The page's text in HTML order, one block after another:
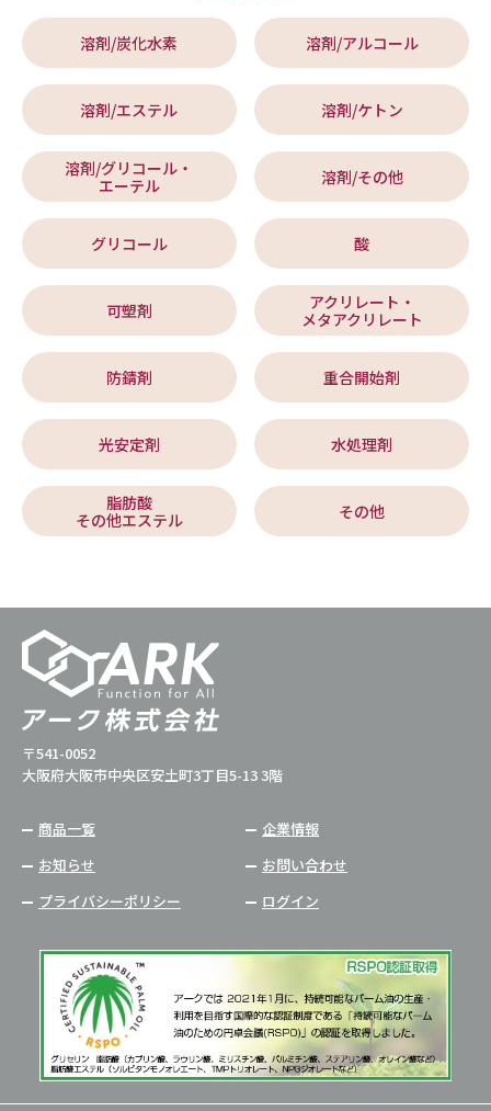
溶剤/炭化水素 溶剤/アルコール
溶剤/エステル 溶剤/ケトン
溶剤/グリコール・
エーテル
溶剤/その他
グリコール 酸
可塑剤
アクリレート・
メタアクリレート
防錆剤 重合開始剤
光安定剤 水処理剤
脂肪酸
その他エステル
その他
〒541-0052
大阪府大阪市中央区安土町3丁目5-13 3階
商品一覧
企業情報
お知らせ
お問い合わせ
プライバシーポリシー
ログイン